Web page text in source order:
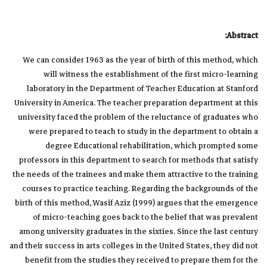
Abstract:
We can consider 1963 as the year of birth of this method, which
will witness the establishment of the first micro-learning
laboratory in the Department of Teacher Education at Stanford
University in America. The teacher preparation department at this
university faced the problem of the reluctance of graduates who
were prepared to teach to study in the department to obtain a
degree Educational rehabilitation, which prompted some
professors in this department to search for methods that satisfy
the needs of the trainees and make them attractive to the training
courses to practice teaching. Regarding the backgrounds of the
birth of this method, Wasif Aziz (1999) argues that the emergence
of micro-teaching goes back to the belief that was prevalent
among university graduates in the sixties. Since the last century
and their success in arts colleges in the United States, they did not
benefit from the studies they received to prepare them for the